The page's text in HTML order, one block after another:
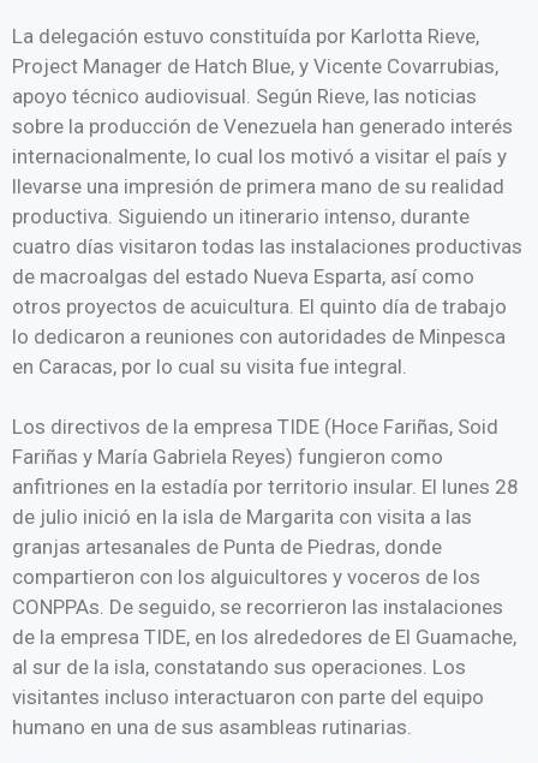
La delegación estuvo constituída por Karlotta Rieve,
Project Manager de Hatch Blue, y Vicente Covarrubias,
apoyo técnico audiovisual. Según Rieve, las noticias
sobre la producción de Venezuela han generado interés
internacionalmente, lo cual los motivó a visitar el país y
llevarse una impresión de primera mano de su realidad
productiva. Siguiendo un itinerario intenso, durante
cuatro días visitaron todas las instalaciones productivas
de macroalgas del estado Nueva Esparta, así como
otros proyectos de acuicultura. El quinto día de trabajo
lo dedicaron a reuniones con autoridades de Minpesca
en Caracas, por lo cual su visita fue integral.
Los directivos de la empresa TIDE (Hoce Fariñas, Soid
Fariñas y María Gabriela Reyes) fungieron como
anfitriones en la estadía por territorio insular. El lunes 28
de julio inició en la isla de Margarita con visita a las
granjas artesanales de Punta de Piedras, donde
compartieron con los alguicultores y voceros de los
CONPPAs. De seguido, se recorrieron las instalaciones
de la empresa TIDE, en los alrededores de El Guamache,
al sur de la isla, constatando sus operaciones. Los
visitantes incluso interactuaron con parte del equipo
humano en una de sus asambleas rutinarias.